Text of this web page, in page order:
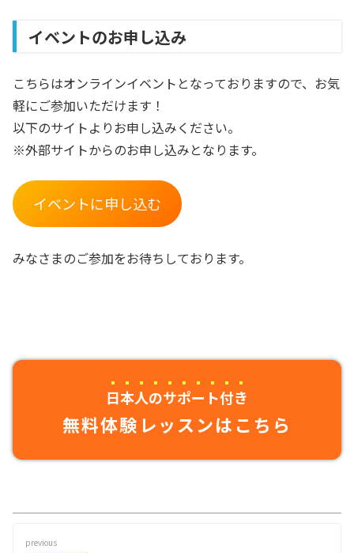
イベントのお申し込み
こちらはオンラインイベントとなっておりますので、お気
軽にご参加いただけます！
以下のサイトよりお申し込みください。
※外部サイトからのお申し込みとなります。
イベントに申し込む
みなさまのご参加をお待ちしております。
日本人のサポート付き
無料体験レッスンはこちら
previous